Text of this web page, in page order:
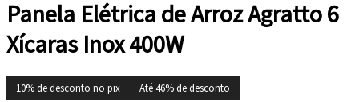
Panela Elétrica de Arroz Agratto 6
Xícaras Inox 400W
10% de desconto no pix Até 46% de desconto